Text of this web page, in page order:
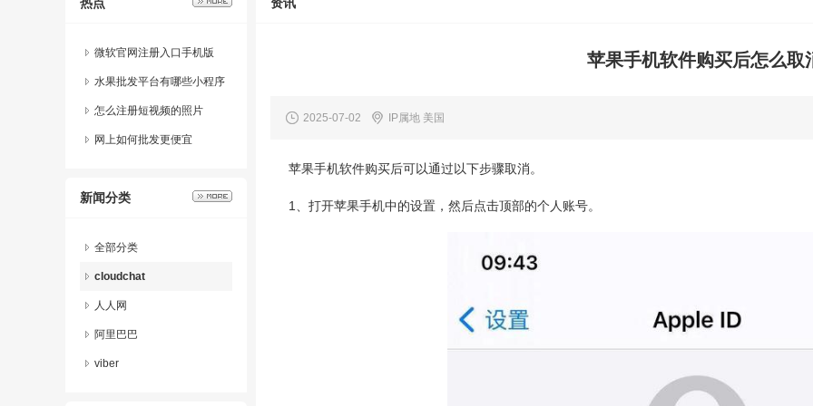
微软官网注册入口手机版
水果批发平台有哪些小程序
公众号
怎么注册短视频的照片
网上如何批发更便宜
新闻分类
全部分类
cloudchat
人人网
阿里巴巴
viber
苹果手机软件购买后怎么取
2025-07-02 IP属地 美国
苹果手机软件购买后可以通过以下步骤取消。
1、打开苹果手机中的设置，然后点击顶部的个人账号。